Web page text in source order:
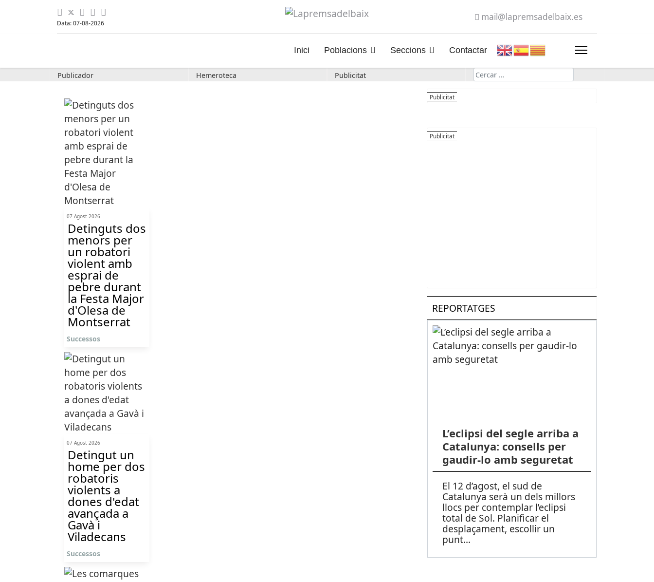
Data: 07-08-2026
mail@lapremsadelbaix.es
Inici Poblacions Seccions Contactar
Publicador Hemeroteca Publicitat Cerca
07 Agost 2026
Detinguts dos
menors per
un robatori
violent amb
esprai de
pebre durant
la Festa Major
d'Olesa de
Montserrat
Successos
07 Agost 2026
Detingut un
home per dos
robatoris
violents a
dones d'edat
avançada a
Gavà i
Viladecans
Successos
REPORTATGES
L’eclipsi del segle arriba a
Catalunya: consells per
gaudir-lo amb seguretat
El 12 d’agost, el sud de
Catalunya serà un dels millors
llocs per contemplar l’eclipsi
total de Sol. Planificar el
desplaçament, escollir un
punt...